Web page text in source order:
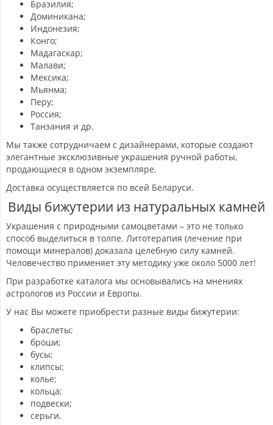
Бразилия;
Доминикана;
Индонезия;
Конго;
Мадагаскар;
Малави;
Мексика;
Мьянма;
Перу;
Россия;
Танзания и др.
Мы также сотрудничаем с дизайнерами, которые создают
элегантные эксклюзивные украшения ручной работы,
продающиеся в одном экземпляре.
Доставка осуществляется по всей Беларуси.
Виды бижутерии из натуральных камней
Украшения с природными самоцветами – это не только
способ выделиться в толпе. Литотерапия (лечение при
помощи минералов) доказала целебную силу камней.
Человечество применяет эту методику уже около 5000 лет!
При разработке каталога мы основывались на мнениях
астрологов из России и Европы.
У нас Вы можете приобрести разные виды бижутерии:
браслеты;
броши;
бусы;
клипсы;
колье;
кольца;
подвески;
серьги.